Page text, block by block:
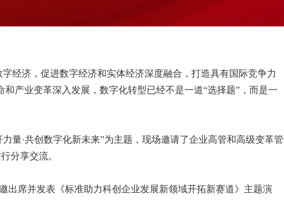
经济，促进数字经济和实体经济深度融合，打造具有国际竞争力
产业变革深入发展，数字化转型已经不是一道“选择题”，而是一
量·共创数字化新未来”为主题，现场邀请了企业高管和高级变革管
分享交流。
出席并发表《标准助力科创企业发展新领域开拓新赛道》主题演